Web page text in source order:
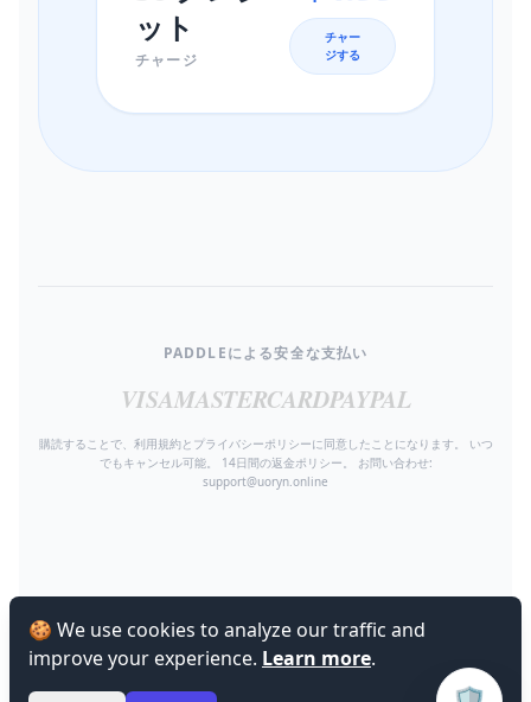
ット
チャージ
チャー
ジする
PADDLEによる安全な支払い
VISAMASTERCARDPAYPAL
購読することで、利用規約とプライバシーポリシーに同意したことになります。 いつ
でもキャンセル可能。 14日間の返金ポリシー。 お問い合わせ:
support@uoryn.online
🍪 We use cookies to analyze our traffic and
improve your experience. Learn more.